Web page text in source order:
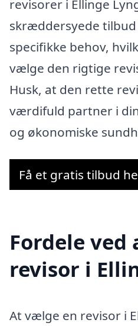
revisorer i Ellinge
skræddersyede
specifikke behov,
vælge den rigtige
Husk, at den rette
værdifuld partner i
og økonomiske
Få et gratis tilbud
Fordele
revisor i
At vælge en revisor i